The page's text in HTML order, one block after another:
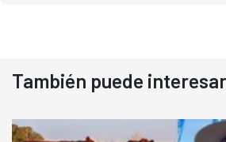
También puede